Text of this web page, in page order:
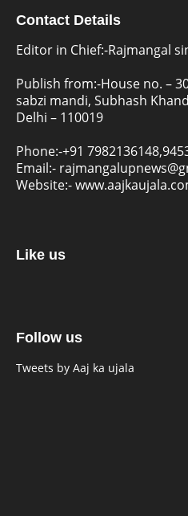
Contact Details
Editor in Chief:-Rajmangal
Publish from:-House no. –
sabzi mandi, Subhash
Delhi – 110019
Phone:-+91
Email:-
Website:-
Like us
Follow us
Tweets by Aaj ka ujala